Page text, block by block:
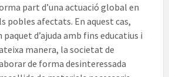
part d’una actuació global en
pobles afectats. En aquest cas,
paquet d’ajuda amb fins educatius i
manera, la societat de
de forma desinteressada